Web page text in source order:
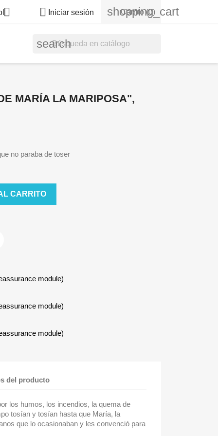
  Iniciar sesión shopping_cart
Carrito (0)
search
MARÍA LA MARIPOSA",
no paraba de toser
CARRITO
module)
module)
module)
del producto
los humos, los incendios, la quema de
tosían y tosían hasta que María, la
que lo ocasionaban y les convenció para